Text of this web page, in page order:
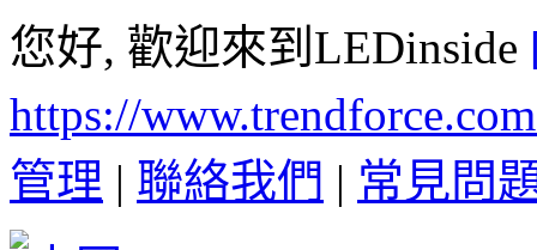
您好, 歡迎來到LEDinside
https://
管理 | 聯絡我們 | 常見問